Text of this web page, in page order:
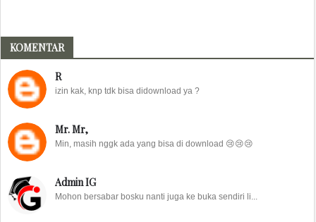
KOMENTAR
R
izin kak, knp tdk bisa didownload ya ?
Mr. Mr,
Min, masih nggk ada yang bisa di download 😢😢😢
Admin IG
Mohon bersabar bosku nanti juga ke buka sendiri li...